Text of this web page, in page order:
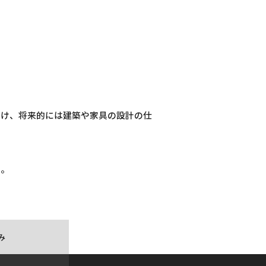
、将来的には建築や家具の設計の仕